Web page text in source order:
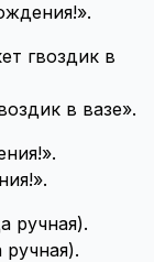
в вазе».